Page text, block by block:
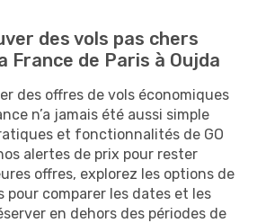
des vols pas chers
France de Paris à Oujda
des offres de vols économiques
n’a jamais été aussi simple
et fonctionnalités de GO
alertes de prix pour rester
offres, explorez les options de
pour comparer les dates et les
en dehors des périodes de